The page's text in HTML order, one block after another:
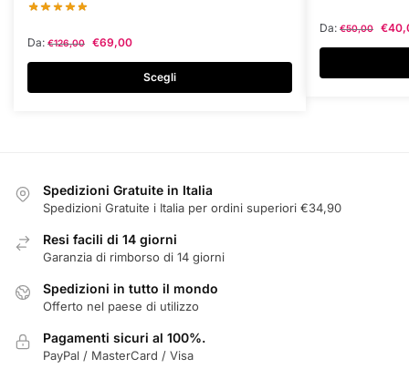
Da: €126,00 €69,00
Scegli
prodotto
Le
scelte
nella
del
Da: €50,00 €
ha
più
varianti.
nella
Spedizioni Gratuite in Italia
Spedizioni Gratuite i Italia per ordini superiori €34,90
Resi facili di 14 giorni
Garanzia di rimborso di 14 giorni
Spedizioni in tutto il mondo
Offerto nel paese di utilizzo
Pagamenti sicuri al 100%.
PayPal / MasterCard / Visa